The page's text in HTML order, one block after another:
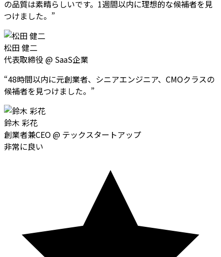
の品質は素晴らしいです。1週間以内に理想的な候補者を見
つけました。 ”
松田 健二
代表取締役 @ SaaS企業
“48時間以内に元創業者、シニアエンジニア、CMOクラスの
候補者を見つけました。 ”
鈴木 彩花
創業者兼CEO@ テックスタートアップ
非常に良い